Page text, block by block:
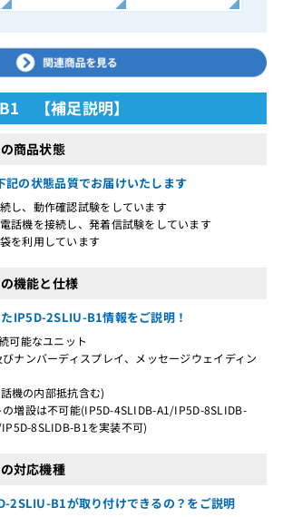
【補足説明】
商品状態
の状態品質でお届けいたします
し、動作確認試験をしています
話機を接続し、発着信試験をしています
を利用しています
機能と仕様
IP5D-2SLIU-B1情報をご説明！
可能なユニット
ナンバーディスプレイ、メッセージウェイディン
機の内部抵抗含む)
増設は不可能(IP5D-4SLIDB-A1/IP5D-8SLIDB-
8SLIDB-B1を実装不可)
対応機種
2SLIU-B1が取り付けできるの？をご説明